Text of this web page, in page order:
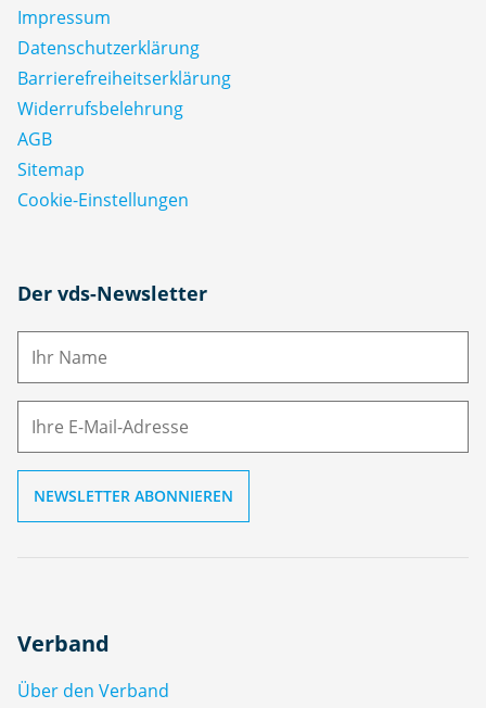
Impressum
Datenschutz­erklärung
Barrierefreiheitserklärung
Widerrufsbelehrung
AGB
Sitemap
Cookie-Einstellungen
Der vds-Newsletter
N
M
Verband
Über den Verband